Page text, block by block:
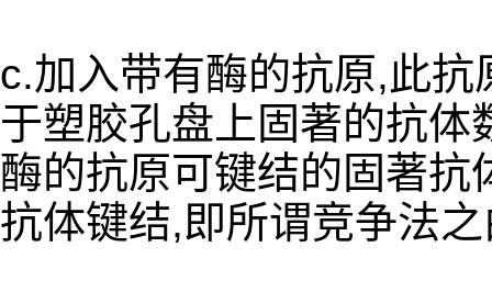
c.加入带有酶的抗原,此
于塑胶孔盘上固著的抗
酶的抗原可键结的固著
抗体键结,即所谓竞争法